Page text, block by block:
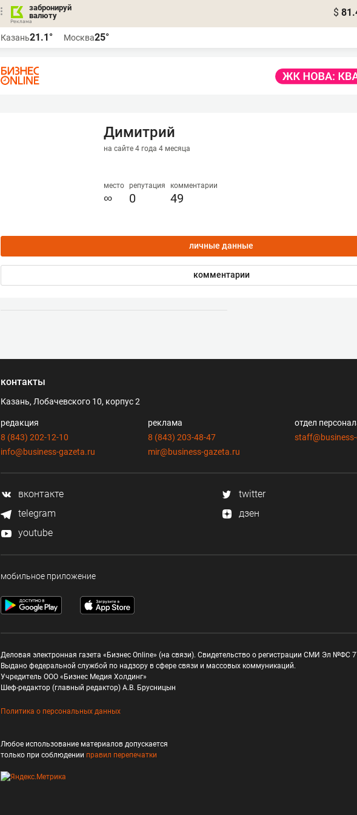
забронируй
валюту
$
Казань21.1° Москва25°
Димитрий
на сайте 4 года 4 месяца
место
∞
репутация
0
комментарии
49
личные данные
комментарии
контакты
Казань, Лобачевского 10, корпус 2
редакция
8 (843) 202-12-10
info@business-gazeta.ru
реклама
8 (843) 203-48-47
mir@business-gazeta.ru
отдел
вконтакте
twitter
telegram
дзен
youtube
мобильное приложение
Деловая электронная газета «Бизнес Online» (на связи). Свидетельство о регистрации СМИ Эл №ФС
Выдано федеральной службой по надзору в сфере связи и массовых коммуникаций.
Учредитель ООО «Бизнес Медия Холдинг»
Шеф-редактор (главный редактор) А.В. Брусницын
Политика о персональных данных
Любое использование материалов допускается
только при соблюдении правил перепечатки